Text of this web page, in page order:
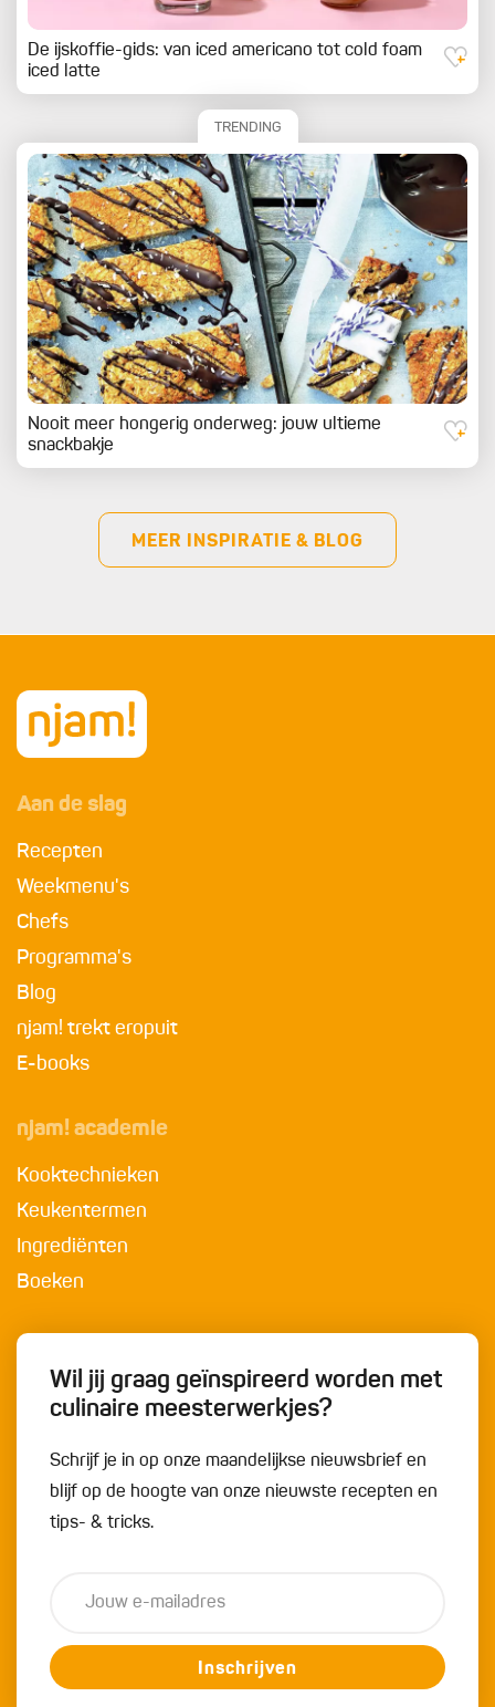
De ijskoffie-gids: van iced americano tot cold foam
iced latte
TRENDING
Nooit meer hongerig onderweg: jouw ultieme
snackbakje
MEER INSPIRATIE & BLOG
Aan de slag
Recepten
Weekmenu's
Chefs
Programma's
Blog
njam! trekt eropuit
E-books
njam! academie
Kooktechnieken
Keukentermen
Ingrediënten
Boeken
Wil jij graag geïnspireerd worden met
culinaire meesterwerkjes?
Schrijf je in op onze maandelijkse nieuwsbrief en
blijf op de hoogte van onze nieuwste recepten en
tips- & tricks.
Inschrijven